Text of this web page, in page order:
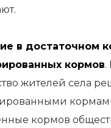
в достаточном
кормов.
жителей села
кормов